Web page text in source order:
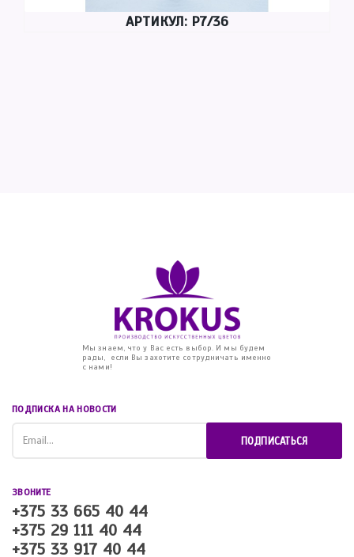
АРТИКУЛ: Р7/36
Мы знаем, что у Вас есть выбор. И мы будем
рады, если Вы захотите сотрудничать именно
с нами!
ПОДПИСКА НА НОВОСТИ
ПОДПИСАТЬСЯ
ЗВОНИТЕ
+375 33 665 40 44
+375 29 111 40 44
+375 33 917 40 44